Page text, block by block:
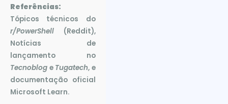
Referências:
Tópicos técnicos do
r/PowerShell (Reddit),
Notícias de
lançamento no
Tecnoblog e Tugatech, e
documentação oficial
Microsoft Learn.